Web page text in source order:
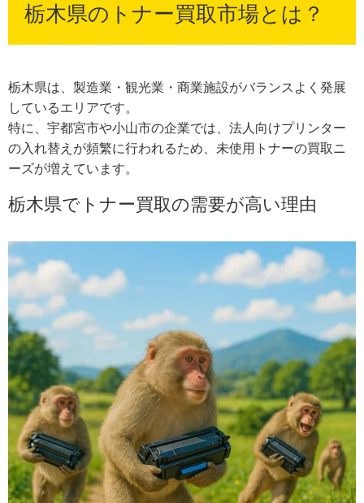
栃木県のトナー買取市場とは？
栃木県は、製造業・観光業・商業施設がバランスよく発展
しているエリアです。
特に、宇都宮市や小山市の企業では、法人向けプリンター
の入れ替えが頻繁に行われるため、未使用トナーの買取ニ
ーズが増えています。
栃木県でトナー買取の需要が高い理由